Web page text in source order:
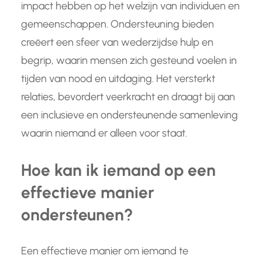
impact hebben op het welzijn van individuen en
gemeenschappen. Ondersteuning bieden
creëert een sfeer van wederzijdse hulp en
begrip, waarin mensen zich gesteund voelen in
tijden van nood en uitdaging. Het versterkt
relaties, bevordert veerkracht en draagt bij aan
een inclusieve en ondersteunende samenleving
waarin niemand er alleen voor staat.
Hoe kan ik iemand op een
effectieve manier
ondersteunen?
Een effectieve manier om iemand te